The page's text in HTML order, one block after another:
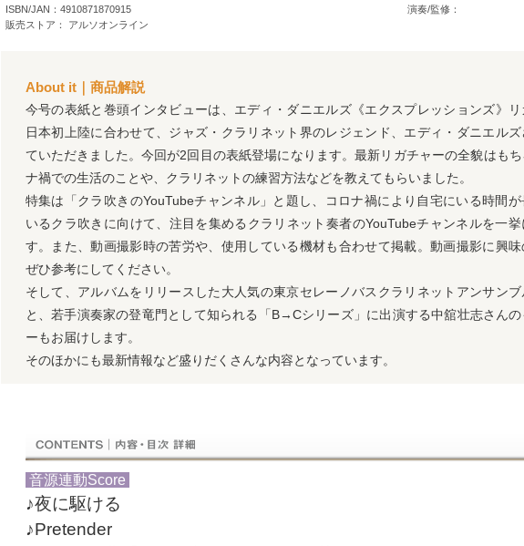
ISBN/JAN：4910871870915
販売ストア： アルソオンライン
演奏/監修：
About it｜商品解説
今号の表紙と巻頭インタビューは、エディ・ダニエルズ《エクスプレッションズ》
日本初上陸に合わせて、ジャズ・クラリネット界のレジェンド、エディ・ダニエルズ
ていただきました。今回が2回目の表紙登場になります。最新リガチャーの全貌はも
ナ禍での生活のことや、クラリネットの練習方法などを教えてもらいました。
特集は「クラ吹きのYouTubeチャンネル」と題し、コロナ禍により自宅にいる時間が
いるクラ吹きに向けて、注目を集めるクラリネット奏者のYouTubeチャンネルを一挙
す。また、動画撮影時の苦労や、使用している機材も合わせて掲載。動画撮影に興
ぜひ参考にしてください。
そして、アルバムをリリースした大人気の東京セレーノバスクラリネットアンサンブ
と、若手演奏家の登竜門として知られる「B→Cシリーズ」に出演する中舘壮志さんの
ーもお届けします。
そのほかにも最新情報など盛りだくさんな内容となっています。
音源連動Score
♪夜に駆ける
♪Pretender